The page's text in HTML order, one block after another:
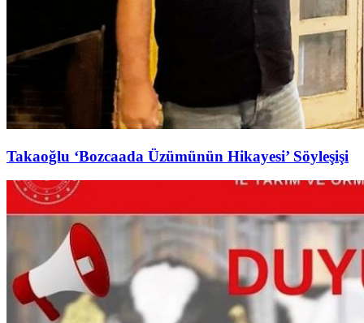
Takaoğlu ‘Bozcaada Üzümünün Hikayesi’ Söyleşişi